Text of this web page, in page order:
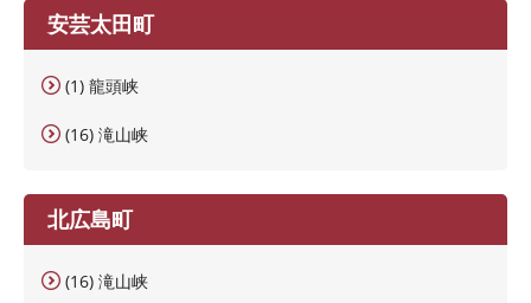
安芸太田町
(1) 龍頭峡
(16) 滝山峡
北広島町
(16) 滝山峡